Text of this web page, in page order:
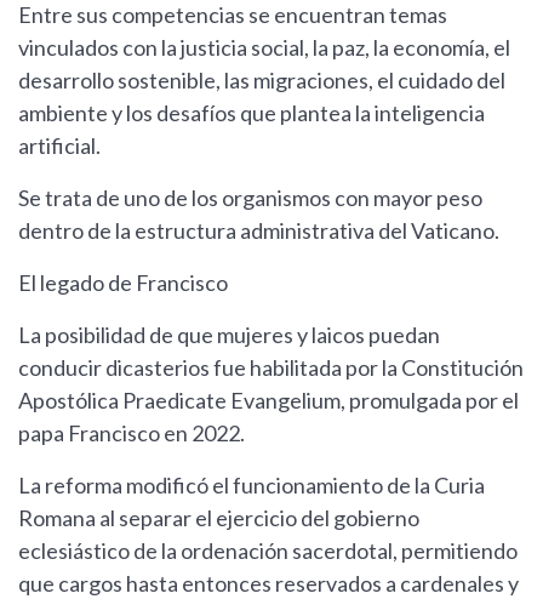
Entre sus competencias se encuentran temas
vinculados con la justicia social, la paz, la economía, el
desarrollo sostenible, las migraciones, el cuidado del
ambiente y los desafíos que plantea la inteligencia
artificial.
Se trata de uno de los organismos con mayor peso
dentro de la estructura administrativa del Vaticano.
El legado de Francisco
La posibilidad de que mujeres y laicos puedan
conducir dicasterios fue habilitada por la Constitución
Apostólica Praedicate Evangelium, promulgada por el
papa Francisco en 2022.
La reforma modificó el funcionamiento de la Curia
Romana al separar el ejercicio del gobierno
eclesiástico de la ordenación sacerdotal, permitiendo
que cargos hasta entonces reservados a cardenales y